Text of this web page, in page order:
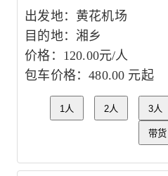
出发地：黄花机场
目的地：湘乡
价格：120.00元/人
包车价格：480.00 元起
1人 2人 3人
带货